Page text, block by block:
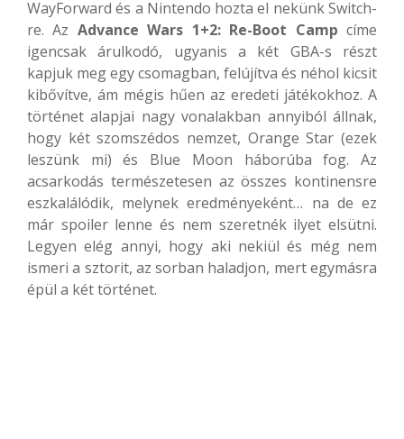
WayForward és a Nintendo hozta el nekünk Switch-
re. Az Advance Wars 1+2: Re-Boot Camp címe
igencsak árulkodó, ugyanis a két GBA-s részt
kapjuk meg egy csomagban, felújítva és néhol kicsit
kibővítve, ám mégis hűen az eredeti játékokhoz. A
történet alapjai nagy vonalakban annyiból állnak,
hogy két szomszédos nemzet, Orange Star (ezek
leszünk mi) és Blue Moon háborúba fog. Az
acsarkodás természetesen az összes kontinensre
eszkalálódik, melynek eredményeként… na de ez
már spoiler lenne és nem szeretnék ilyet elsütni.
Legyen elég annyi, hogy aki nekiül és még nem
ismeri a sztorit, az sorban haladjon, mert egymásra
épül a két történet.